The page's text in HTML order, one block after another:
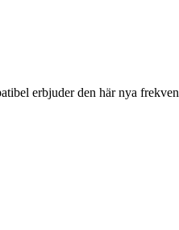
erbjuder den här nya